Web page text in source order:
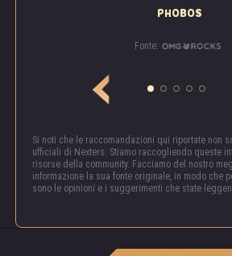
«Prima o poi, la paura avvolge i suoi
posto dove scappare, nessun posto
nascondersi. La paura è in tutti noi.
morte, o morirai!»
Innora
PHOBOS
Fonte:
Si noti che le raccomandazioni qui riportate non
ufficiali di Nexters. Stiamo raccogliendo queste
risorse della community. Facciamo del nostro
informazione la sua fonte originale, in modo che
sono le opinioni e i suggerimenti che state